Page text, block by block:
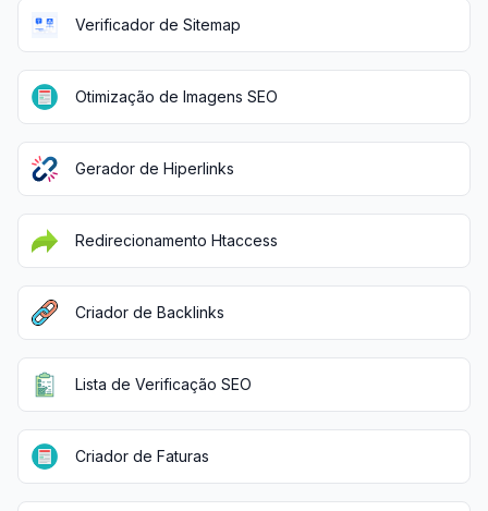
Verificador de Sitemap
Otimização de Imagens SEO
Gerador de Hiperlinks
Redirecionamento Htaccess
Criador de Backlinks
Lista de Verificação SEO
Criador de Faturas